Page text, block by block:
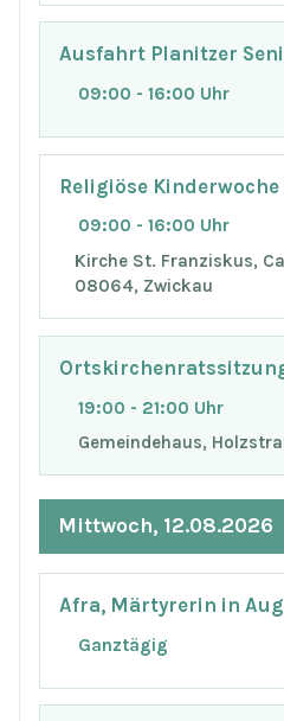
Ausfahrt Planitzer
09:00 - 16:00 Uhr
Religiöse Kinderwoche
09:00 - 16:00 Uhr
Kirche St. Franziskus,
08064, Zwickau
19:00 - 21:00 Uhr
Gemeindehaus,
Mittwoch, 12.08.2026
Afra, Märtyrerin in
Ganztägig